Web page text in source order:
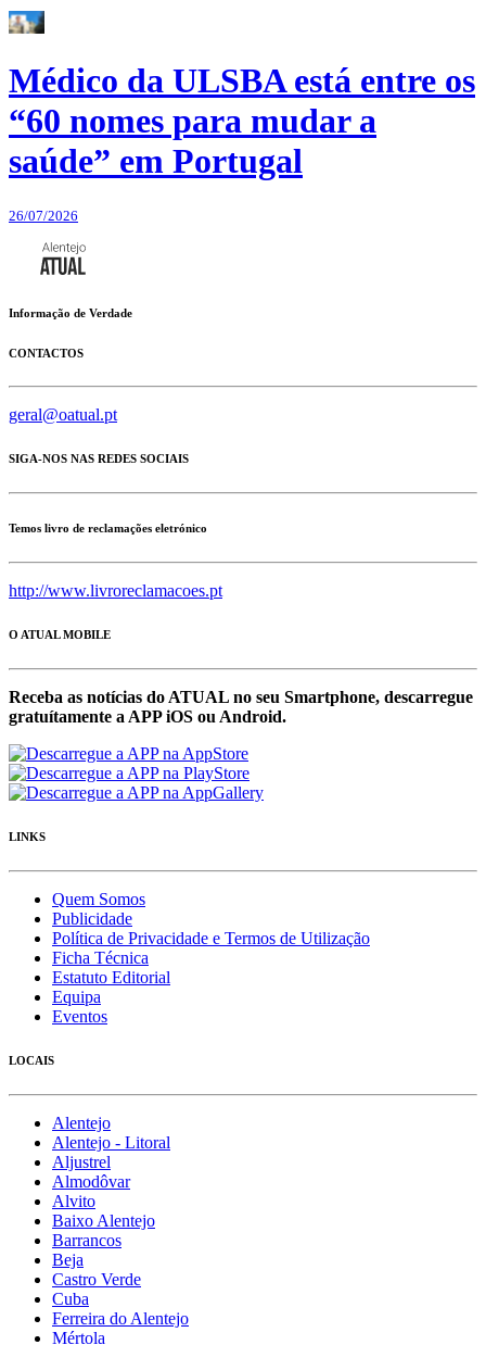
Médico da ULSBA está entre os
“60 nomes para mudar a
saúde” em Portugal
26/07/2026
Informação de Verdade
CONTACTOS
geral@oatual.pt
SIGA-NOS NAS REDES SOCIAIS
Temos livro de reclamações eletrónico
http://www.livroreclamacoes.pt
O ATUAL MOBILE
Receba as notícias do ATUAL no seu Smartphone, descarregue
gratuítamente a APP iOS ou Android.
LINKS
Quem Somos
Publicidade
Política de Privacidade e Termos de Utilização
Ficha Técnica
Estatuto Editorial
Equipa
Eventos
LOCAIS
Alentejo
Alentejo - Litoral
Aljustrel
Almodôvar
Alvito
Baixo Alentejo
Barrancos
Beja
Castro Verde
Cuba
Ferreira do Alentejo
Mértola